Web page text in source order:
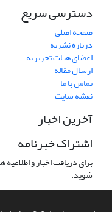
دسترسی سریع
صفحه اصلی
درباره نشریه
اعضای هیات تحریریه
ارسال مقاله
تماس با ما
نقشه سایت
آخرین اخبار
اشتراک خبرنامه
برای دریافت اخبار و
شوید.